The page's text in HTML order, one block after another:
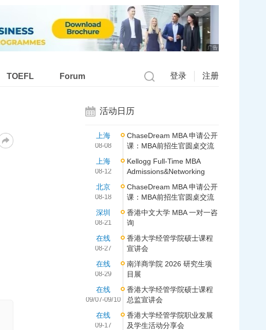
广告
TOEFL Forum 登录 注册
活动日历
上海
08-08
ChaseDream MBA 申请公开
课：MBA前招生官圆桌交流
上海
08-12
Kellogg Full-Time MBA
Admissions&Networking
北京
08-18
ChaseDream MBA 申请公开
课：MBA前招生官圆桌交流
深圳
08-21
香港中文大学 MBA 一对一咨
询
在线
08-27
香港大学经管学院硕士课程
宣讲会
在线
08-29
南洋商学院 2026 研究生项
目展
在线
09/07-09/10
香港大学经管学院硕士课程
总监宣讲会
在线
09-17
香港大学经管学院职业发展
及学生活动分享会